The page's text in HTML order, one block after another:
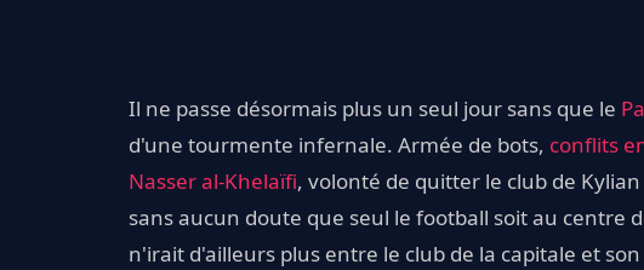
Il ne passe désormais plus un seul jour sans que le
d'une tourmente infernale. Armée de bots, conflits
Nasser al-Khelaïfi, volonté de quitter le club de
sans aucun doute que seul le football soit au centre
n'irait d'ailleurs plus entre le club de la capitale et